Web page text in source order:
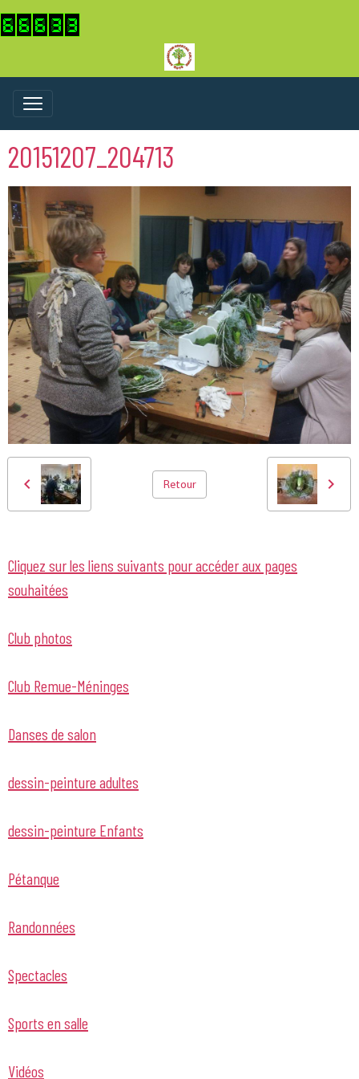
20151207_204713
Retour
Cliquez sur les liens suivants pour accéder aux pages
souhaitées
Club photos
Club Remue-Méninges
Danses de salon
dessin-peinture adultes
dessin-peinture Enfants
Pétanque
Randonnées
Spectacles
Sports en salle
Vidéos